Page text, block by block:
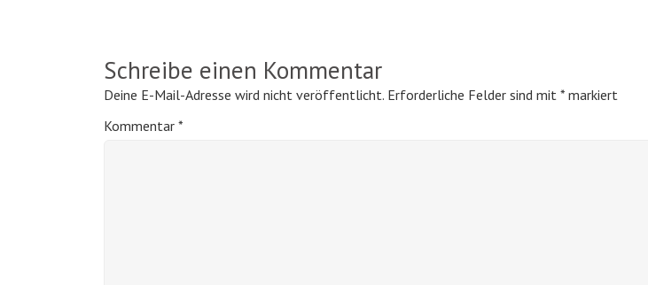
Schreibe einen Kommentar
Deine E-Mail-Adresse wird nicht veröffentlicht. Erforderliche Felder sind mit * markiert
Kommentar *